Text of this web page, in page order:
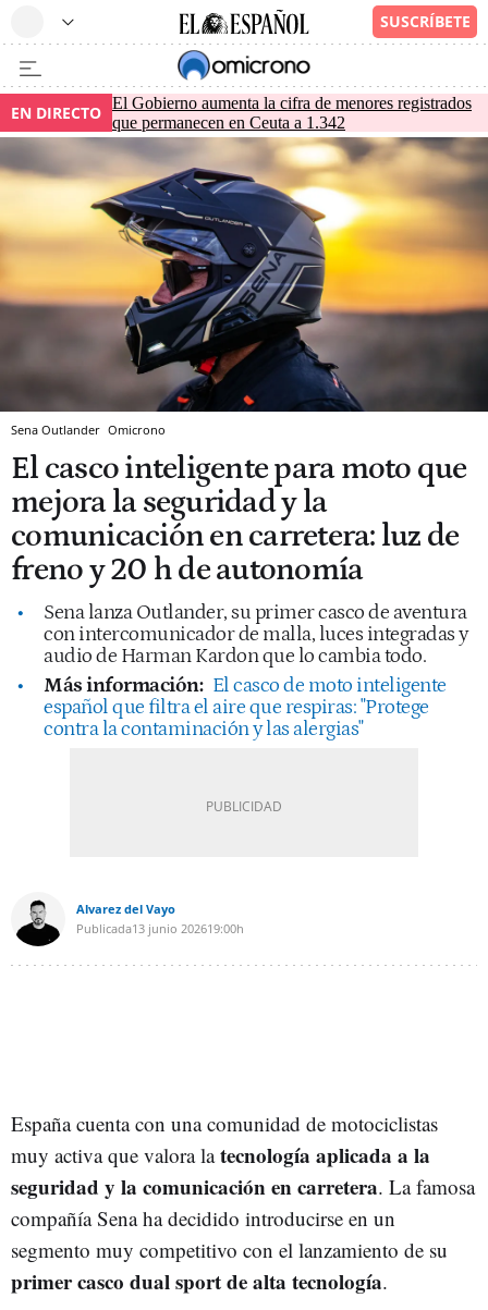
EN DIRECTO El Gobierno aumenta la cifra de menores registrados
que permanecen en Ceuta a 1.342
Sena Outlander Omicrono
El casco inteligente para moto que
mejora la seguridad y la
comunicación en carretera: luz de
freno y 20 h de autonomía
Sena lanza Outlander, su primer casco de aventura
con intercomunicador de malla, luces integradas y
audio de Harman Kardon que lo cambia todo.
Más información: El casco de moto inteligente
español que filtra el aire que respiras: "Protege
contra la contaminación y las alergias"
Alvarez del Vayo
Publicada13 junio 202619:00h
España cuenta con una comunidad de motociclistas
muy activa que valora latecnología aplicada a la
seguridad y la comunicación en carretera. La famosa
compañía Sena ha decidido introducirse en un
segmento muy competitivo con el lanzamiento de su
primer casco dual sport de alta tecnología.